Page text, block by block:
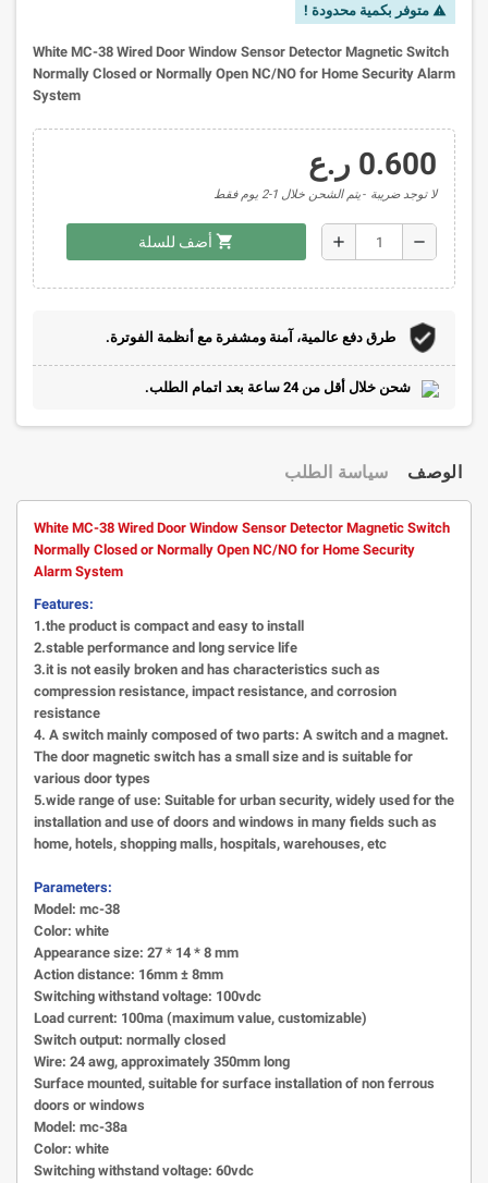
warning متوفر بكمية محدودة !
White MC-38 Wired Door Window Sensor Detector Magnetic Switch
Normally Closed or Normally Open NC/NO for Home Security Alarm
System
0.600 ر.ع
لا توجد ضريبة يتم الشحن خلال 1-2 يوم فقط
remove
add
shopping_cart أضف للسلة
طرق دفع عالمية، آمنة ومشفرة مع أنظمة الفوترة.
شحن خلال أقل من 24 ساعة بعد اتمام الطلب.
الوصف سياسة الطلب
White MC-38 Wired Door Window Sensor Detector Magnetic Switch
Normally Closed or Normally Open NC/NO for Home Security
Alarm System
Features:
1.the product is compact and easy to install
2.stable performance and long service life
3.it is not easily broken and has characteristics such as
compression resistance, impact resistance, and corrosion
resistance
4. A switch mainly composed of two parts: A switch and a magnet.
The door magnetic switch has a small size and is suitable for
various door types
5.wide range of use: Suitable for urban security, widely used for the
installation and use of doors and windows in many fields such as
home, hotels, shopping malls, hospitals, warehouses, etc
Parameters:
Model: mc-38
Color: white
Appearance size: 27 * 14 * 8 mm
Action distance: 16mm ± 8mm
Switching withstand voltage: 100vdc
Load current: 100ma (maximum value, customizable)
Switch output: normally closed
Wire: 24 awg, approximately 350mm long
Surface mounted, suitable for surface installation of non ferrous
doors or windows
Model: mc-38a
Color: white
Switching withstand voltage: 60vdc